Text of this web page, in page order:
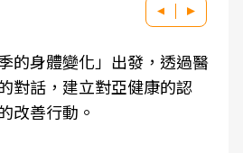
的身體變化」出發，透過醫
對話，建立對亞健康的認
改善行動。